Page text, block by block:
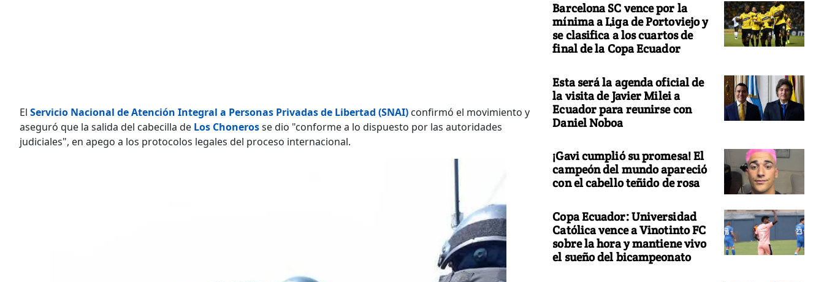
El Servicio Nacional de Atención Integral a Personas Privadas de Libertad (SNAI) confirmó el movimiento y
aseguró que la salida del cabecilla de Los Chonerosse dio "conforme a lo dispuesto por las autoridades
judiciales", en apego a los protocolos legales del proceso internacional.
Barcelona SC vence por la
mínima a Liga de Portoviejo y
se clasifica a los cuartos de
final de la Copa Ecuador
Esta será la agenda oficial de
la visita de Javier Milei a
Ecuador para reunirse con
Daniel Noboa
¡Gavi cumplió su promesa! El
campeón del mundo apareció
con el cabello teñido de rosa
Copa Ecuador: Universidad
Católica vence a Vinotinto FC
sobre la hora y mantiene vivo
el sueño del bicampeonato